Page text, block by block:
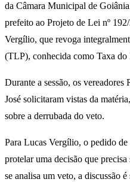
da Câmara Municipal de
prefeito ao Projeto de Lei nº
Vergílio, que revoga
(TLP), conhecida como Taxa
Durante a sessão, os
José solicitaram vistas da
sobre a derrubada do veto.
Para Lucas Vergílio, o pedido
protelar uma decisão que
se analisa um veto, a discussão